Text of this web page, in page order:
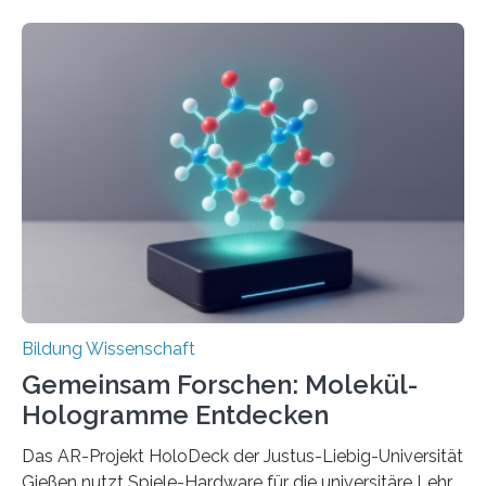
Erfindungen entstehen besonders dann, wenn
Wissenskategorien verschwimmen. Das zeigt neue
Forschung von Gianluca Carnabuci, Professor of
Organizational Behavior an der ESMT Berlin, und
Balázs Kovács, Professor an der Yale School of
Management. Die Forscher kommen zu dem Schluss,
dass Patente…
Bildung Wissenschaft
Gemeinsam Forschen: Molekül-
Hologramme Entdecken
Das AR-Projekt HoloDeck der Justus-Liebig-Universität
Gießen nutzt Spiele-Hardware für die universitäre Lehre